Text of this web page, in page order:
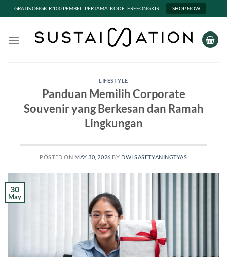
GRATIS ONGKIR 100 PEMBELI PERTAMA. KODE: FREEONGKIR SHOP NOW
LIFESTYLE
Panduan Memilih Corporate
Souvenir yang Berkesan dan Ramah
Lingkungan
POSTED ON MAY 30, 2026 BY DWI SASETYANINGTYAS
30
May